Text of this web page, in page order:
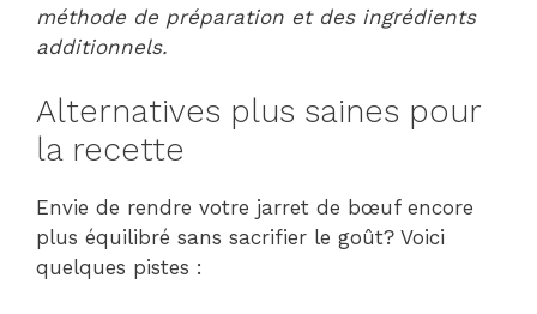
méthode de préparation et des ingrédients
additionnels.
Alternatives plus saines pour
la recette
Envie de rendre votre jarret de bœuf encore
plus équilibré sans sacrifier le goût? Voici
quelques pistes :